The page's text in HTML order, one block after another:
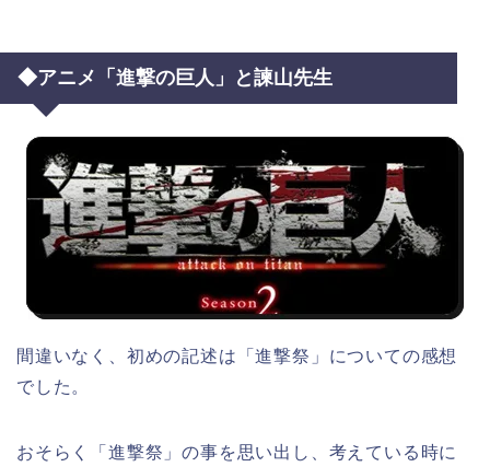
◆アニメ「進撃の巨人」と諫山先生
間違いなく、初めの記述は「進撃祭」についての感想
でした。
おそらく「進撃祭」の事を思い出し、考えている時に